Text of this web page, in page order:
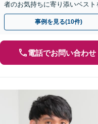
者のお気持ちに寄り添いベス
さい【初回面談30分無料】【
事例を見る(10件)
電話でお問い合わせ